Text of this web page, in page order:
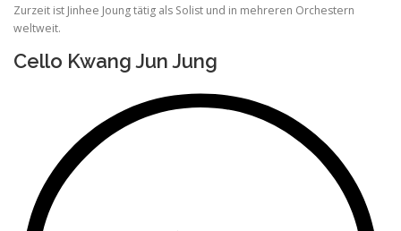
Zurzeit ist Jinhee Joung tätig als Solist und in mehreren Orchestern
weltweit.
Cello Kwang Jun Jung